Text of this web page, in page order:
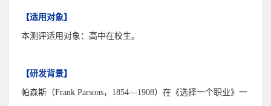
【适用对象】
本测评适用对象：高中在校生。
【研发背景】
帕森斯（Frank Parsons，1854—1908）在《选择一个职业》一